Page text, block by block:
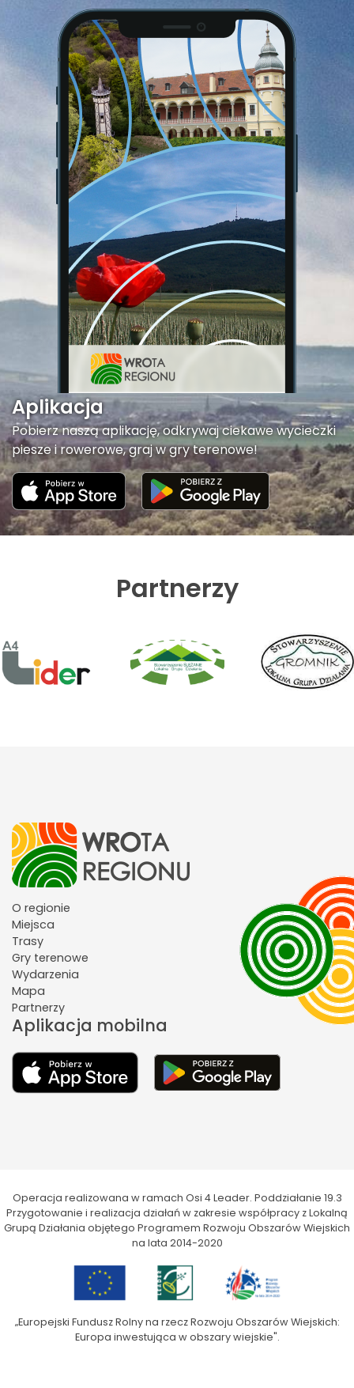
Aplikacja
Pobierz naszą aplikację, odkrywaj ciekawe wycieczki
piesze i rowerowe, graj w gry terenowe!
Partnerzy
O regionie
Miejsca
Trasy
Gry terenowe
Wydarzenia
Mapa
Partnerzy
Aplikacja mobilna
Operacja realizowana w ramach Osi 4 Leader. Poddziałanie 19.3
Przygotowanie i realizacja działań w zakresie współpracy z Lokalną
Grupą Działania objętego Programem Rozwoju Obszarów Wiejskich
na lata 2014-2020
„Europejski Fundusz Rolny na rzecz Rozwoju Obszarów Wiejskich:
Europa inwestująca w obszary wiejskie".